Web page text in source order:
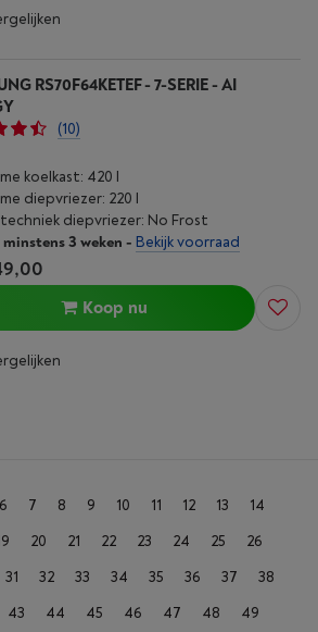
RS70F64KETEF - 7-SERIE - AI
(10)
koelkast: 420 l
diepvriezer: 220 l
diepvriezer: No Frost
3 weken - Bekijk voorraad
Koop nu
6 7 8 9 10 11 12 13
14
20 21 22 23 24 25
26
31 32 33 34 35 36 37
38
43 44 45 46 47 48
49